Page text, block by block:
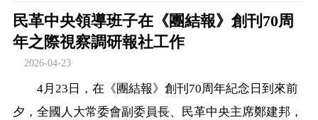
民革中央領導班子在《團結報》創刊70周
年之際視察調研報社工作
2026-04-23
4月23日，在《團結報》創刊70周年紀念日到來前
夕，全國人大常委會副委員長、民革中央主席鄭建邦，